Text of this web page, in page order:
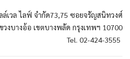
เวล ไลฟ์ จำกัด73,75 ซอยจรัญสนิทวงศ์
งบางอ้อ เขตบางพลัด กรุงเทพฯ 10700
Tel. 02-424-3555